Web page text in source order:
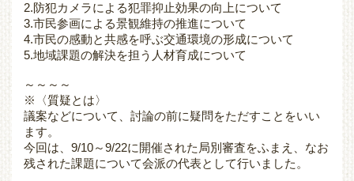
2.防犯カメラによる犯罪抑止効果の向上について
3.市民参画による景観維持の推進について
4.市民の感動と共感を呼ぶ交通環境の形成について
5.地域課題の解決を担う人材育成について
～～～～
※〈質疑とは〉
議案などについて、討論の前に疑問をただすことをいい
ます。
今回は、9/10～9/22に開催された局別審査をふまえ、なお
残された課題について会派の代表として行いました。